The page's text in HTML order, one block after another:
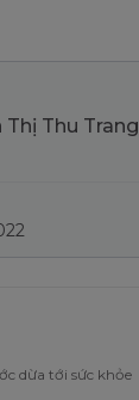
Thị Thu Trang
dừa tới sức khỏe